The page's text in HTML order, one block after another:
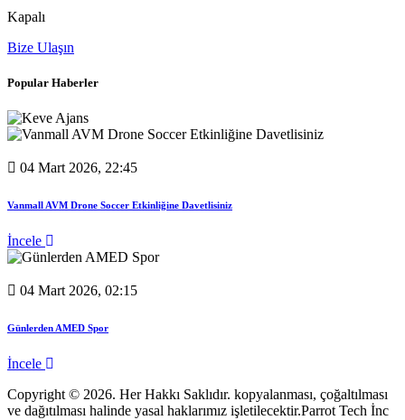
Kapalı
Bize Ulaşın
Popular Haberler
04 Mart 2026, 22:45
Vanmall AVM Drone Soccer Etkinliğine Davetlisiniz
İncele
04 Mart 2026, 02:15
Günlerden AMED Spor
İncele
Copyright © 2026. Her Hakkı Saklıdır. kopyalanması, çoğaltılması
ve dağıtılması halinde yasal haklarımız işletilecektir.Parrot Tech İnc